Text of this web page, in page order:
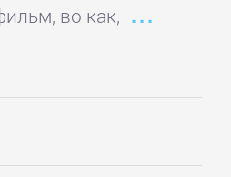
во как,